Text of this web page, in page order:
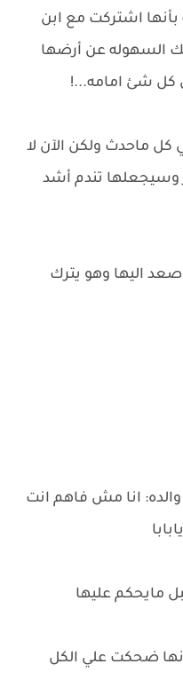
اشتركت مع ابن
السهوله عن أرضها
كل شئ امامه...!
كل ماحدث ولكن الآن لا
وسيجعلها تندم أشد
اليها وهو يترك
انا مش فاهم انت
مايحكم عليها
ضحكت علي الكل